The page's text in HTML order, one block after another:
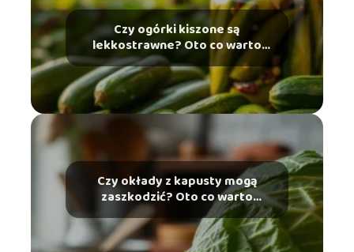
Czy ogórki kiszone są
lekkostrawne? Oto co warto
wiedzieć
Czy okłady z kapusty mogą
zaszkodzić? Oto co warto
wiedzieć